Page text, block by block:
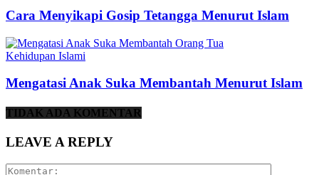
Cara Menyikapi Gosip Tetangga Menurut Islam
Kehidupan Islami
Mengatasi Anak Suka Membantah Menurut Islam
TIDAK ADA KOMENTAR
LEAVE A REPLY